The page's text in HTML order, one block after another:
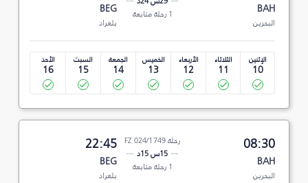
BAH
البحرين
1 رحلة متابعة
BEG
بلغراد
الإثنين
10
الثلاثاء
11
الأربعاء
12
الخميس
13
الجمعة
14
السبت
15
الأحد
16
08:30
BAH
البحرين
رحلة FZ 024/1749
15س 15د
1 رحلة متابعة
22:45
BEG
بلغراد